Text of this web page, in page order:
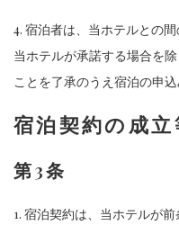
4. 宿泊者は、当ホテルとの
当ホテルが承諾する場合を
ことを了承のうえ宿泊の申
宿泊契約の成立
第3条
1. 宿泊契約は、当ホテルが